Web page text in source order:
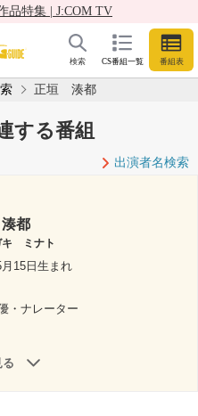
品特集 | J:COM TV
CS番組一覧 番組表
検索
正垣 湊都
する番組
出演者名検索
都
キ ミナト
15日生まれ
・ナレーター
る